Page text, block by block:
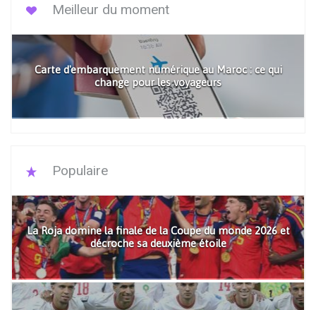
Meilleur du moment
Carte d'embarquement numérique au Maroc : ce qui
change pour les voyageurs
Populaire
La Roja domine la finale de la Coupe du monde 2026 et
décroche sa deuxième étoile